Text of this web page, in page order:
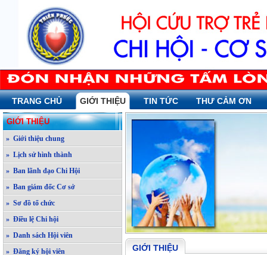
TRANG CHỦ GIỚI THIỆU TIN TỨC THƯ CẢM ƠN
GIỚI THIỆU
» Giới thiệu chung
» Lịch sử hình thành
» Ban lãnh đạo Chi Hội
» Ban giám đốc Cơ sở
» Sơ đồ tổ chức
» Điều lệ Chi hội
» Danh sách Hội viên
» Đăng ký hội viên
GIỚI THIỆU